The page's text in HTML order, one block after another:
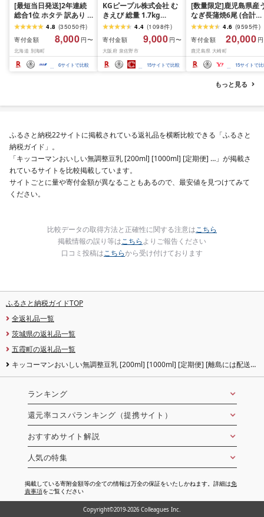
[最短当日発送]2年連続
総合1位 ホタテ 訳あり (
ふるさと納税 ほたて ふ
るさと納税 訳あり 帆立
ふるさと わけあり ホタ
テ貝柱 貝 人気 不揃い 刺
身 規格外 魚介 ランキン
グ 海鮮 冷凍 発送時期が
4.8 (35050件)
寄付金額
8,000 円〜
北海道 別海町
6サイトで比較
KGピープル株式会社 む
きえび 総量 1.7kg
(850g×2P) 特大 5Lサイ
ズ バナメイエビ バラ凍
結 下処理不要 サイズ不
揃い 訳あり
4.4 (1098件)
寄付金額
9,000 円〜
大阪府 泉佐野市
15サイトで比較
[数量限定]鹿児島県産
なぎ長蒲焼6尾 (合計
600g以上)4.6 (9595件)
寄付金額
20,000
鹿児島県 大崎町
15サイトで
もっと見る
ふるさと納税22サイトに掲載されている返礼品を横断比較できる「ふるさと
納税ガイド」。
「キッコーマンおいしい無調整豆乳 [200ml] [1000ml] [定期便] …」が掲載さ
れているサイトを比較掲載しています。
サイトごとに量や寄付金額が異なることもあるので、最安値を見つけてみて
ください。
比較データの取得方法と正確性に関する注意はこちら
掲載情報の誤り等はこちらよりご報告ください
口コミ投稿はこちらから受け付けております
ふるさと納税ガイドTOP
全返礼品一覧
茨城県の返礼品一覧
五霞町の返礼品一覧
キッコーマンおいしい無調整豆乳 [200ml] [1000ml] [定期便] [離島には配送で
ランキング
還元率コスパランキング（提携サイト）
おすすめサイト解説
人気の特集
掲載している寄附金額等の全ての情報は万全の保証をいたしかねます。詳細は免
責事項をご覧ください
Copyright©2019-2026 Colleagues Inc.